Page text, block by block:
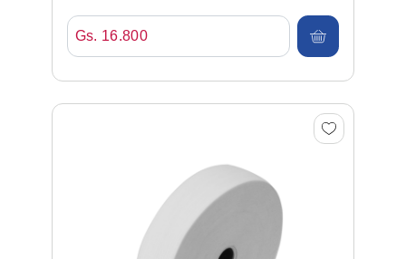
Blanco 35mm*25mt
Gs. 16.800